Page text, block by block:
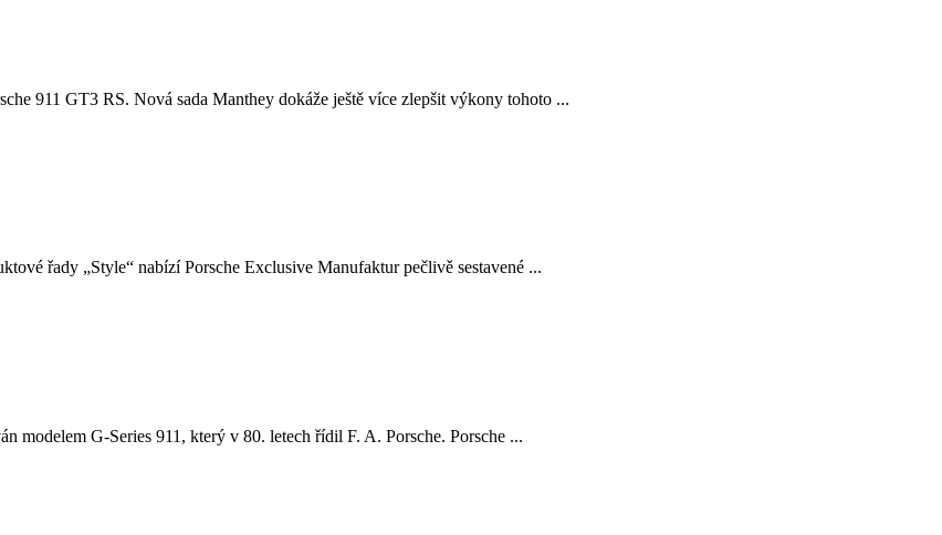
911 GT3 RS. Nová sada Manthey dokáže ještě více zlepšit výkony tohoto ...
řady „Style“ nabízí Porsche Exclusive Manufaktur pečlivě sestavené ...
modelem G-Series 911, který v 80. letech řídil F. A. Porsche. Porsche ...